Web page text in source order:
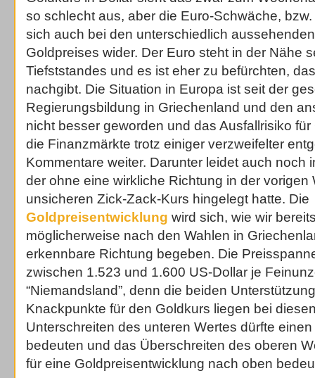
so schlecht aus, aber die Euro-Schwäche,
sich auch bei den unterschiedlich
Goldpreises wider. Der Euro steht in der Nähe
Tiefststandes und es ist eher zu befürchten,
nachgibt. Die Situation in Europa ist seit der
Regierungsbildung in Griechenland und den
nicht besser geworden und das Ausfallrisiko
die Finanzmärkte trotz einiger verzweifelter
Kommentare weiter. Darunter leidet auch noch
der ohne eine wirkliche Richtung in der vorigen
unsicheren Zick-Zack-Kurs hingelegt hatte. Die
Goldpreisentwicklung wird sich, wie wir
möglicherweise nach den Wahlen in
erkennbare Richtung begeben. Die
zwischen 1.523 und 1.600 US-Dollar je
“Niemandsland”, denn die beiden
Knackpunkte für den Goldkurs liegen bei
Unterschreiten des unteren Wertes dürfte
bedeuten und das Überschreiten des oberen
für eine Goldpreisentwicklung nach oben